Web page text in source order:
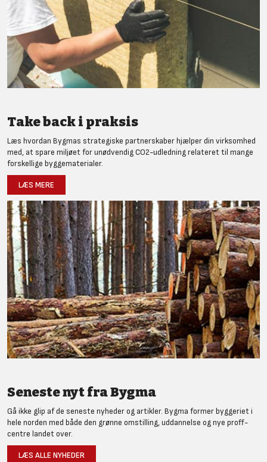
Take back i praksis
Læs hvordan Bygmas strategiske partnerskaber hjælper din virksomhed
med, at spare miljøet for unødvendig CO2-udledning relateret til mange
forskellige byggematerialer.
LÆS MERE
Seneste nyt fra Bygma
Gå ikke glip af de seneste nyheder og artikler. Bygma former byggeriet i
hele norden med både den grønne omstilling, uddannelse og nye proff-
centre landet over.
LÆS ALLE NYHEDER